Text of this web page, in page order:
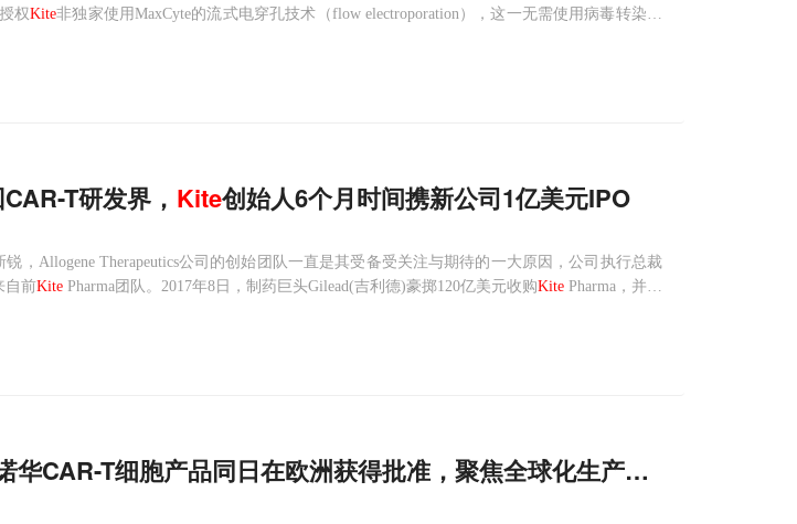
权Kite非独家使用MaxCyte的流式电穿孔技术（flow electroporation），这一无需使用病毒转染的
T研发界， Kite创始人6个月时间携新公司1亿美元IPO
，Allogene Therapeutics公司的创始团队一直是其受备受关注与期待的一大原因，公司执行总裁
自前Kite Pharma团队。2017年8日，制药巨头Gilead(吉利德)豪掷120亿美元收购Kite Pharma，并顺
华CAR-T细胞产品同日在欧洲获得批准，聚焦全球化生产制造